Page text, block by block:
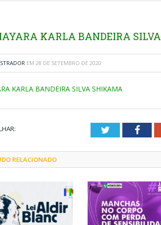
KARLA BANDEIRA
EM 28 DE SETEMBRO DE 2020
KARLA BANDEIRA SILVA SHIKAMA
Twitter
RELACIONADO